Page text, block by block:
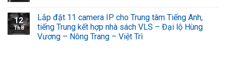
12
Th8
Lắp đặt 11 camera IP cho Trung tâm Tiếng Anh,
tiếng Trung kết hợp nhà sách VLS – Đại lộ Hùng
Vương – Nông Trang – Việt Trì